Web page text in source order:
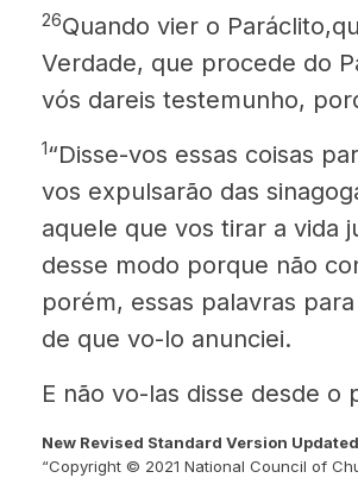
26Quando vier o Paráclito,
Verdade, que procede do
vós dareis testemunho,
1“Disse-vos essas coisas
vos expulsarão das
aquele que vos tirar a vida
desse modo porque não
porém, essas palavras
de que vo-lo anunciei.
E não vo-las disse desde o
New Revised Standard Version
“Copyright © 2021 National Council of